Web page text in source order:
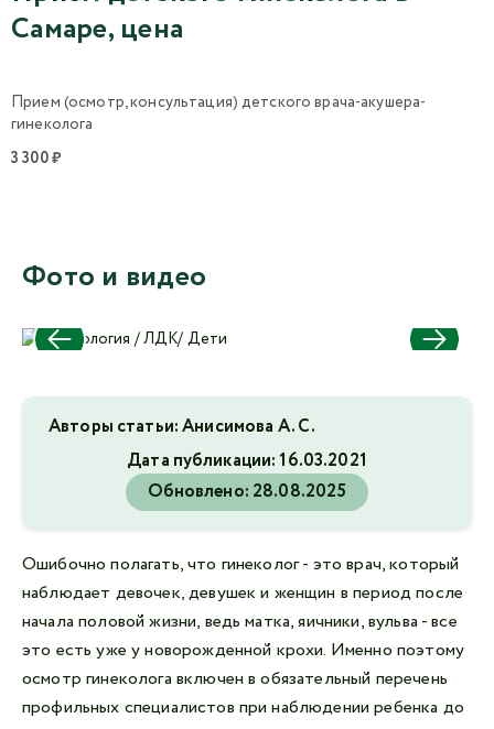
Самаре, цена
Прием (осмотр, консультация) детского врача-акушера-
гинеколога
3 300 ₽
Фото и видео
Авторы статьи: Анисимова А. С.
Дата публикации:16.03.2021
Обновлено: 28.08.2025
Ошибочно полагать, что гинеколог - это врач, который
наблюдает девочек, девушек и женщин в период после
начала половой жизни, ведь матка, яичники, вульва - все
это есть уже у новорожденной крохи. Именно поэтому
осмотр гинеколога включен в обязательный перечень
профильных специалистов при наблюдении ребенка до